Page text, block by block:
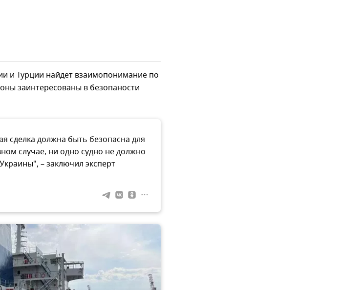
и Турции найдет взаимопонимание по
заинтересованы в безопаности
сделка должна быть безопасна для
случае, ни одно судно не должно
– заключил эксперт